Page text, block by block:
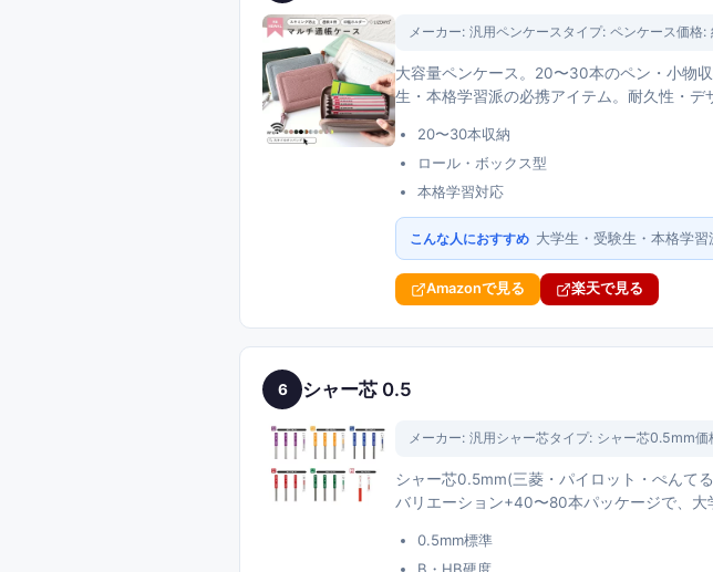
メーカー: 汎用ペンケースタイプ: ペンケース価格:
大容量ペンケース。20〜30本のペン・小物
生・本格学習派の必携アイテム。耐久性・デ
20〜30本収納
ロール・ボックス型
本格学習対応
こんな人におすすめ 大学生・受験生・本格学習
Amazonで見る 楽天で見る
6 シャー芯 0.5
メーカー: 汎用シャー芯タイプ: シャー芯0.5mm価
シャー芯0.5mm(三菱・パイロット・ぺんて
バリエーション+40〜80本パッケージで、大
0.5mm標準